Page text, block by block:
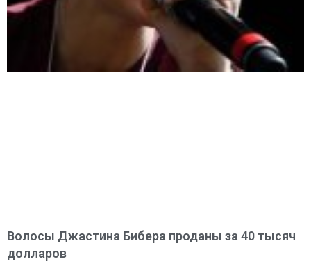
Волосы Джастина Бибера проданы за 40 тысяч
долларов